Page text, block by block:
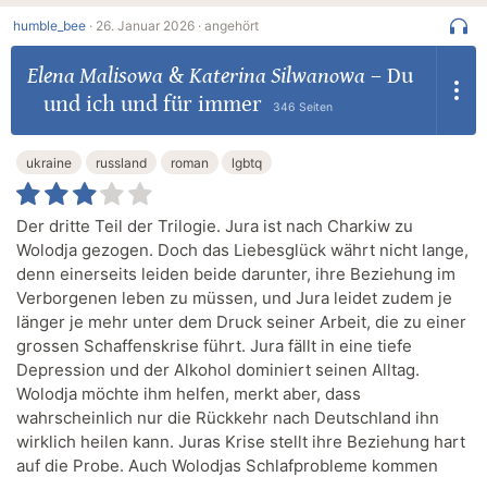
humble_bee · 26. Januar 2026 · angehört
Elena Malisowa & Katerina Silwanowa – Du
und ich und für immer
346 Seiten
ukraine russland roman lgbtq
Der dritte Teil der Trilogie. Jura ist nach Charkiw zu
Wolodja gezogen. Doch das Liebesglück währt nicht lange,
denn einerseits leiden beide darunter, ihre Beziehung im
Verborgenen leben zu müssen, und Jura leidet zudem je
länger je mehr unter dem Druck seiner Arbeit, die zu einer
grossen Schaffenskrise führt. Jura fällt in eine tiefe
Depression und der Alkohol dominiert seinen Alltag.
Wolodja möchte ihm helfen, merkt aber, dass
wahrscheinlich nur die Rückkehr nach Deutschland ihn
wirklich heilen kann. Juras Krise stellt ihre Beziehung hart
auf die Probe. Auch Wolodjas Schlafprobleme kommen